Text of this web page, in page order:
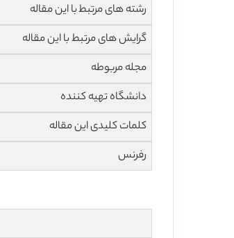
رشته های مرتبط با این مقاله
گرایش های مرتبط با این مقاله
مجله مربوطه
دانشگاه تهیه کننده
کلمات کلیدی این مقاله
رفرنس